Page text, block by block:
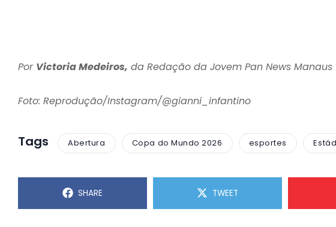
Por Victoria Medeiros, da Redação da Jovem Pan News Manaus
Foto: Reprodução/Instagram/@gianni_infantino
Tags Abertura Copa do Mundo 2026 esportes
SHARE TWEET